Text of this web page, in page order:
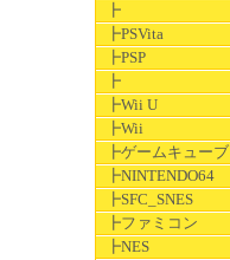
┣
┣PSVita
┣PSP
┣
┣Wii U
┣Wii
┣ゲームキューブ
┣NINTENDO64
┣SFC_SNES
┣ファミコン
┣NES